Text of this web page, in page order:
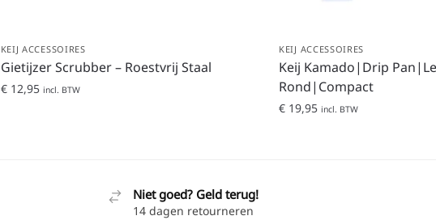
KEIJ ACCESSOIRES
Gietijzer Scrubber – Roestvrij Staal
€12,95 incl. BTW
KEIJ ACCESSOIRES
Keij Kamado|Drip
Rond|Compact
€ 19,95 incl. BTW
Niet goed? Geld terug!
14 dagen retourneren